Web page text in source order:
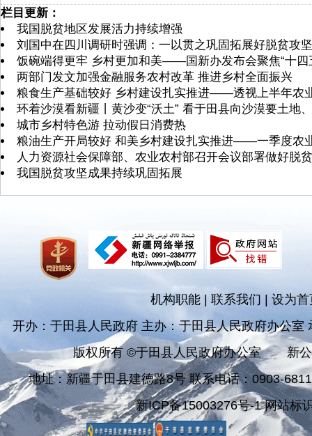
栏目更新：
我国脱贫地区发展活力持续增强
刘国中在四川调研时强调：一以贯之巩固拓展好脱贫攻
饭碗端得更牢 乡村更加和美——国新办发布会聚焦“十四
两部门发文加强金融服务农村改革 推进乡村全面振兴
粮食生产基础较好 乡村建设扎实推进——透视上半年农
环着沙漠看新疆丨黄沙变“沃土” 看于田县向沙漠要土地
城市乡村特色游 拉动假日消费热
粮油生产开局较好 和美乡村建设扎实推进——一季度农
人力资源社会保障部、农业农村部召开会议部署做好脱
我国脱贫攻坚成果持续巩固拓展
机构职能 联系我们|设为首
开办：于田县人民政府 主办：于田县人民政府办公室
版权所有 ©于田县人民政府办公室
新
地址：新疆于田县建德路8号 联系电话：0903-
新ICP备15003276号-1 网站标